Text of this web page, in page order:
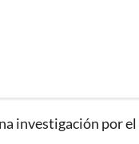
investigación por el